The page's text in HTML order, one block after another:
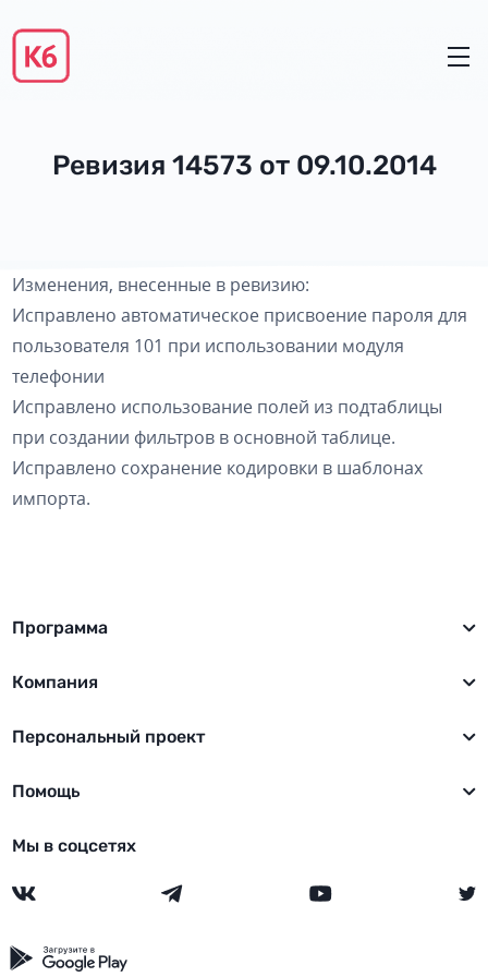
Ревизия 14573 от 09.10.2014
Изменения, внесенные в ревизию:
Исправлено автоматическое присвоение пароля для
пользователя 101 при использовании модуля
телефонии
Исправлено использование полей из подтаблицы
при создании фильтров в основной таблице.
Исправлено сохранение кодировки в шаблонах
импорта.
Программа
Компания
Персональный проект
Помощь
Мы в соцсетях